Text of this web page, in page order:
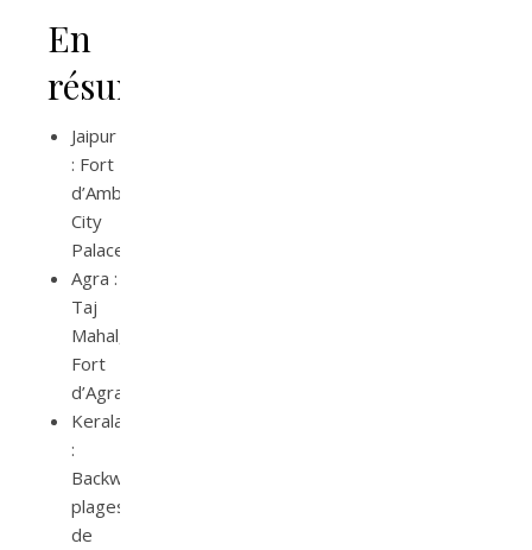
En
résumé
Jaipur
: Fort
d’Amber,
City
Palace
Agra :
Taj
Mahal,
Fort
d’Agra
Kerala
:
Backwaters,
plages
de